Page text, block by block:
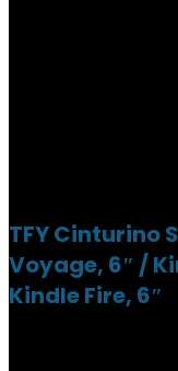
TFY Cinturino
Voyage, 6″ /
Kindle Fire, 6″